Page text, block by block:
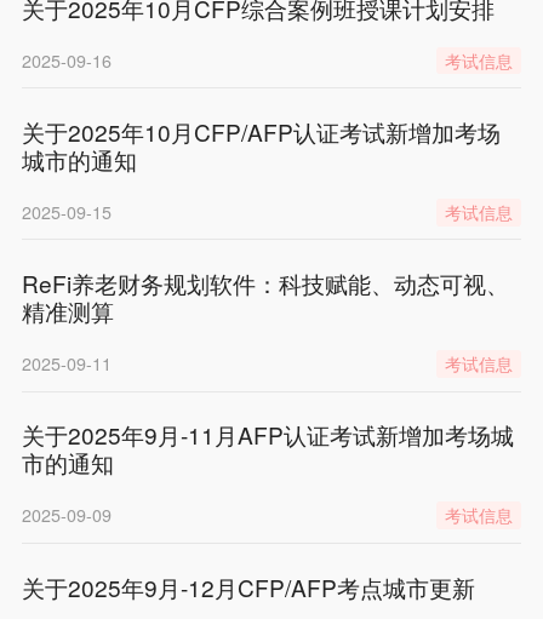
关于2025年10月CFP综合案例班授课计划安排
2025-09-16 考试信息
关于2025年10月CFP/AFP认证考试新增加考场
城市的通知
2025-09-15 考试信息
ReFi养老财务规划软件：科技赋能、动态可视、
精准测算
2025-09-11 考试信息
关于2025年9月-11月AFP认证考试新增加考场城
市的通知
2025-09-09 考试信息
关于2025年9月-12月CFP/AFP考点城市更新